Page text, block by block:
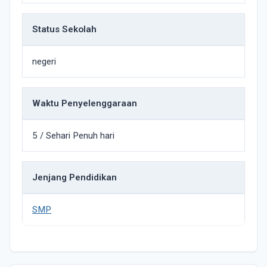
Status Sekolah
negeri
Waktu Penyelenggaraan
5 / Sehari Penuh hari
Jenjang Pendidikan
SMP